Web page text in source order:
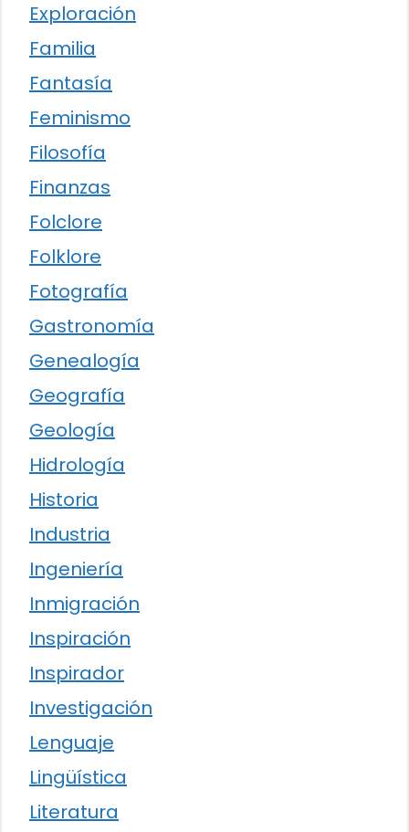
Exploración
Familia
Fantasía
Feminismo
Filosofía
Finanzas
Folclore
Folklore
Fotografía
Gastronomía
Genealogía
Geografía
Geología
Hidrología
Historia
Industria
Ingeniería
Inmigración
Inspiración
Inspirador
Investigación
Lenguaje
Lingüística
Literatura